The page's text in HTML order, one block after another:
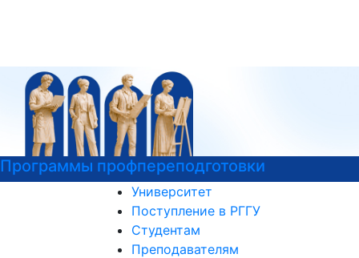
Войска беспилотных
Университет
Поступление в РГГУ
Студентам
Преподавателям